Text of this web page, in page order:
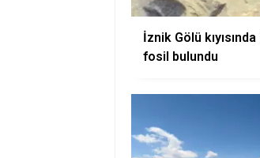
İznik Gölü
fosil bulundu